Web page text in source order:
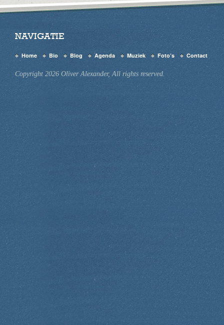
NAVIGATIE
Home Bio Blog Agenda Muziek Foto’s Contact
Copyright 2026 Oliver Alexander, All rights reserved.